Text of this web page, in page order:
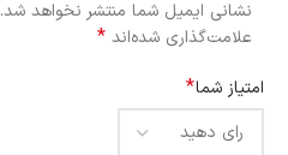
نشانی ایمیل شما منتشر نخواهد شد.
علامت‌گذاری شده‌اند *
امتیاز شما*